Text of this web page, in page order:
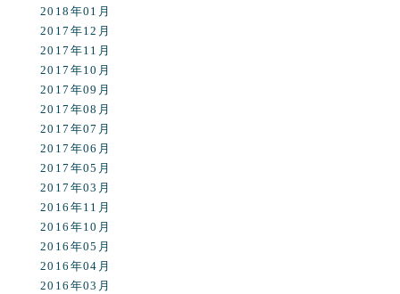
2018年01月
2017年12月
2017年11月
2017年10月
2017年09月
2017年08月
2017年07月
2017年06月
2017年05月
2017年03月
2016年11月
2016年10月
2016年05月
2016年04月
2016年03月